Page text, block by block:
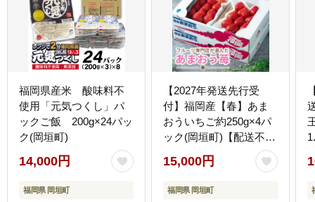
福岡県産米 酸味料不
使用「元気つくし」パ
ックご飯 200g×24パッ
ク(岡垣町)
14,000円
福岡県 岡垣町
【2027年発送先行受
付】福岡産【春】あま
おういちご約250g×4パ
ック(岡垣町)【配送不可
地域：離島】
15,000円
福岡県 岡垣町